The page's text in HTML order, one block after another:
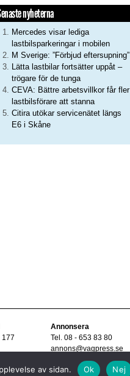
nyheterna
Mercedes visar lediga
lastbilsparkeringar i mobilen
M Sverige: ”Förbjud eftersupning”
Lätta lastbilar fortsätter uppåt –
trögare för de tunga
CEVA: Bättre arbetsvillkor får fler
lastbilsförare att stanna
Citira utökar servicenätet längs
E6 i Skåne
177
Annonsera
Tel. 08 - 653 83 80
annons@vagpress.se
av sidan. Ok Nej